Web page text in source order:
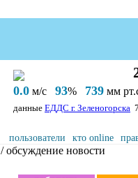
0.0 м/с 93% 739 мм
данные ЕДДС г. Зеленогорска
пользователи кто online
/ обсуждение новости